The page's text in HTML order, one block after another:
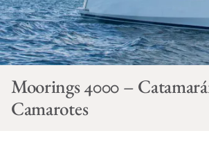
Moorings 4000 –
Camarotes